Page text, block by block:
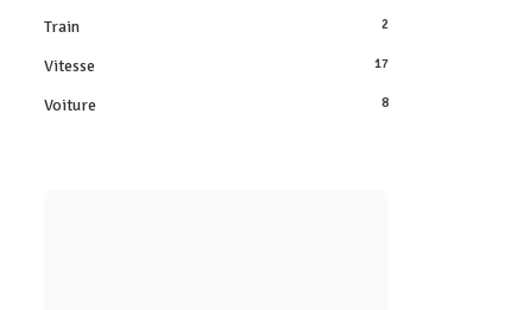
Train 2
Vitesse 17
Voiture 8